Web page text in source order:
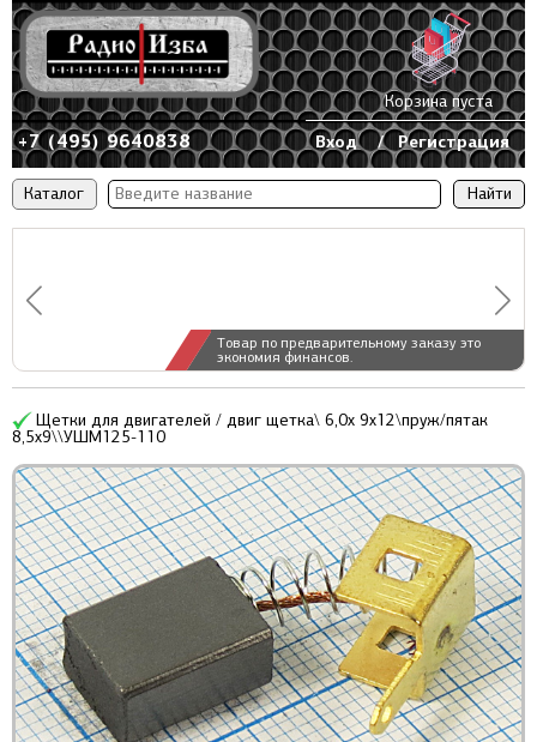
Каталог
Товар по предварительному заказу это
экономия финансов.
+7 (495) 9640838 Вход / Регистрация
Корзина пуста
Щетки для двигателей / двиг щетка\ 6,0x 9x12\пруж/пятак
8,5x9\\УШМ125-110